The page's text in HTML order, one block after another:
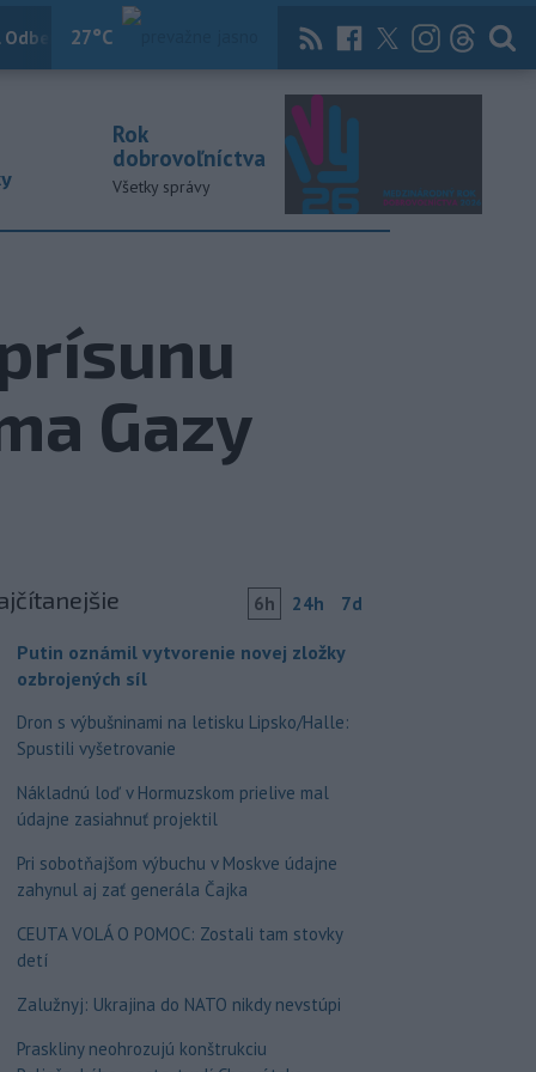
27°C
Knihy Magazín News Now Archív
Rok
dobrovoľníctva
Všetky správy
Gazy
6h 24h 7d
Putin oznámil vytvorenie novej zložky
ozbrojených síl
Dron s výbušninami na letisku Lipsko/Halle:
Spustili vyšetrovanie
Nákladnú loď v Hormuzskom prielive mal
údajne zasiahnuť projektil
Pri sobotňajšom výbuchu v Moskve údajne
zahynul aj zať generála Čajka
CEUTA VOLÁ O POMOC: Zostali tam stovky
detí
Zalužnyj: Ukrajina do NATO nikdy nevstúpi
Praskliny neohrozujú konštrukciu